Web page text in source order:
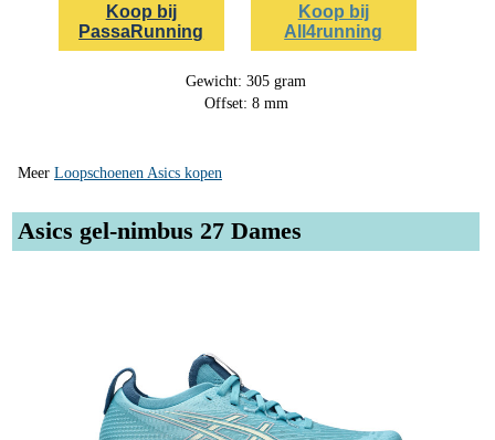
Koop bij
PassaRunning
Koop bij
All4running
Gewicht: 305 gram
Offset: 8 mm
Meer Loopschoenen Asics kopen
Asics gel-nimbus 27 Dames